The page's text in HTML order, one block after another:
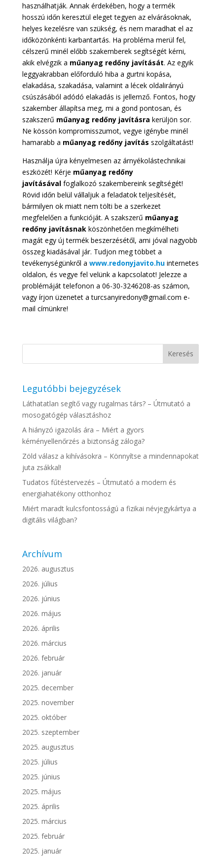
használhatják. Annak érdekében, hogy a termék
hosszú időn keresztül eleget tegyen az elvárásoknak,
helyes kezelésre van szükség, és nem maradhat el az
időközönkénti karbantartás. Ha probléma merül fel,
célszerű minél előbb szakemberek segítségét kérni,
akik elvégzik a műanyag redőny javítását. Az egyik
leggyakrabban előforduló hiba a gurtni kopása,
elakadása, szakadása, valamint a lécek oldalirányú
csúszásából adódó elakadás is jellemző. Fontos, hogy
szakember állapítsa meg, mi a gond pontosan, és
szakszerű műanyag redőny javításra kerüljön sor.
Ne kössön kompromisszumot, vegye igénybe minél
hamarabb a műanyag redőny javítás szolgáltatást!
Használja újra kényelmesen az árnyékolástechnikai
eszközét! Kérje műanyag redőny
javításávalfoglalkozó szakembereink segítségét!
Rövid időn belül vállaljuk a feladatok teljesítését,
bármilyen ok miatt nem tölti be a szerkezet
megfelelően a funkcióját. A szakszerű műanyag
redőny javításnakköszönhetően megkímélheti
magát egy új termék beszerzésétől, ami jóval nagyobb
összeg kiadásával jár. Tudjon meg többet a
tevékenységünkről a www.redonyjavito.huinternetes
oldalon, és vegye fel velünk a kapcsolatot! Jelezze a
problémáját telefonon a 06-30-3246208-as számon,
vagy írjon üzenetet a turcsanyiredony@gmail.com e-
mail címünkre!
Legutóbbi bejegyzések
Láthatatlan segítő vagy rugalmas társ? – Útmutató a
mosogatógép választáshoz
A hiányzó igazolás ára – Miért a gyors
kéményellenőrzés a biztonság záloga?
Zöld válasz a kihívásokra – Könnyítse a mindennapokat
juta zsákkal!
Tudatos fűtéstervezés – Útmutató a modern és
energiahatékony otthonhoz
Miért maradt kulcsfontosságú a fizikai névjegykártya a
digitális világban?
Archívum
2026. augusztus
2026. július
2026. június
2026. május
2026. április
2026. március
2026. február
2026. január
2025. december
2025. november
2025. október
2025. szeptember
2025. augusztus
2025. július
2025. június
2025. május
2025. április
2025. március
2025. február
2025. január